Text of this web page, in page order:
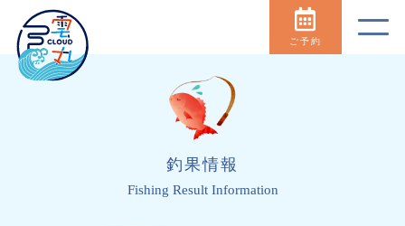
ご予約
釣果情報
Fishing Result Information